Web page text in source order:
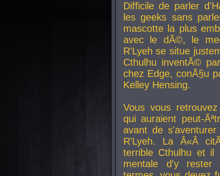
Difficile de parler
les geeks sans
mascotte la plus
avec le dÃ©, le
R'Lyeh se situe
Cthulhu inventÃ©
chez Edge, conÃ§u
Kelley Hensing.
Vous vous
qui auraient peut-
avant de
R'Lyeh. La Â«Â
terrible Cthulhu et
mentale d'y rester